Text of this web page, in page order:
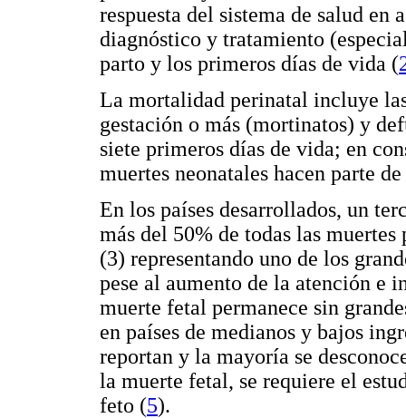
respuesta del sistema de salud en
diagnóstico y tratamiento
parto y los primeros días de vida (
La mortalidad perinatal incluye
gestación o más (mortinatos) y
siete primeros días de vida; en
muertes neonatales hacen parte
En los países desarrollados, un
más del 50% de todas las
(3) representando uno de los
pese al aumento de la atención e
muerte fetal permanece sin
en países de medianos y bajos
reportan y la mayoría se
la muerte fetal, se requiere el
feto (5).